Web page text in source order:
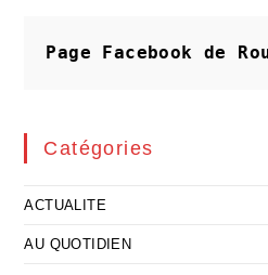
Page Facebook de
Catégories
ACTUALITE
AU QUOTIDIEN